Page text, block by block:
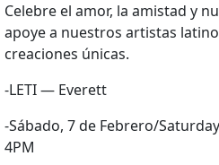
Celebre el amor, la amistad y
apoye a nuestros artistas
creaciones únicas.
-LETI — Everett
-Sábado, 7 de Febrero/
4PM